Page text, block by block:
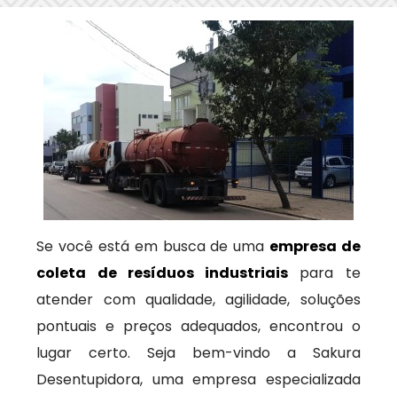
Se você está em busca de uma empresa de
coleta de resíduos industriais para te
atender com qualidade, agilidade, soluções
pontuais e preços adequados, encontrou o
lugar certo. Seja bem-vindo a Sakura
Desentupidora, uma empresa especializada